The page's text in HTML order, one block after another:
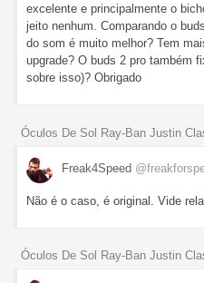
excelente e principalmente o
jeito nenhum. Comparando o
do som é muito melhor? Tem
upgrade? O buds 2 pro também
sobre isso)? Obrigado
Óculos De Sol Ray-Ban Justin
Freak4Speed
Não é o caso, é original. Vide
Óculos De Sol Ray-Ban Justin